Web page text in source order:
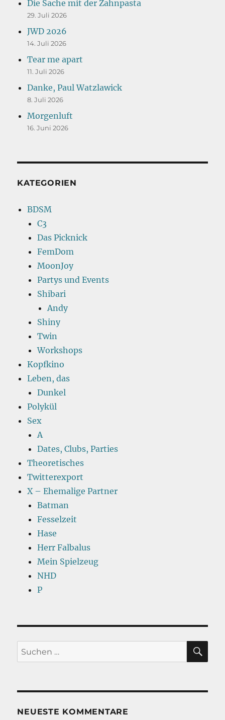
Die Sache mit der Zahnpasta
29. Juli 2026
JWD 2026
14. Juli 2026
Tear me apart
11. Juli 2026
Danke, Paul Watzlawick
8. Juli 2026
Morgenluft
16. Juni 2026
KATEGORIEN
BDSM
C3
Das Picknick
FemDom
MoonJoy
Partys und Events
Shibari
Andy
Shiny
Twin
Workshops
Kopfkino
Leben, das
Dunkel
Polykül
Sex
A
Dates, Clubs, Parties
Theoretisches
Twitterexport
X – Ehemalige Partner
Batman
Fesselzeit
Hase
Herr Falbalus
Mein Spielzeug
NHD
P
Suchen
nach:
NEUESTE KOMMENTARE